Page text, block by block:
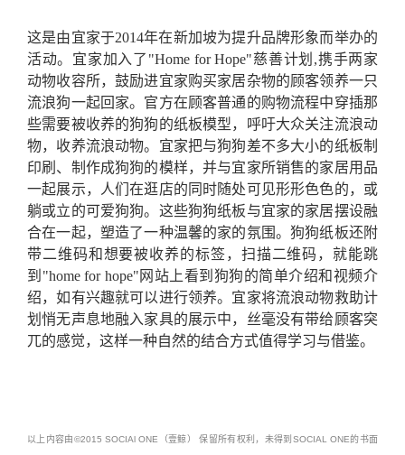
这是由宜家于2014年在新加坡为提升品牌形象而举办的
活动。宜家加入了"Home for Hope"慈善计划,携手两家
动物收容所，鼓励进宜家购买家居杂物的顾客领养一只
流浪狗一起回家。官方在顾客普通的购物流程中穿插那
些需要被收养的狗狗的纸板模型，呼吁大众关注流浪动
物，收养流浪动物。宜家把与狗狗差不多大小的纸板制
印刷、制作成狗狗的模样，并与宜家所销售的家居用品
一起展示，人们在逛店的同时随处可见形形色色的，或
躺或立的可爱狗狗。这些狗狗纸板与宜家的家居摆设融
合在一起，塑造了一种温馨的家的氛围。狗狗纸板还附
带二维码和想要被收养的标签，扫描二维码，就能跳
到"home for hope"网站上看到狗狗的简单介绍和视频介
绍，如有兴趣就可以进行领养。宜家将流浪动物救助计
划悄无声息地融入家具的展示中，丝毫没有带给顾客突
兀的感觉，这样一种自然的结合方式值得学习与借鉴。
以上内容由©2015 SOCIAl ONE（壹鲸） 保留所有权利，未得到SOCIAL ONE的书面